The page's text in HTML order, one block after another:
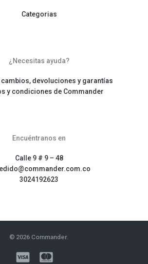
Categorias
¿Necesitas ayuda?
devoluciones y garantías
y condiciones de Commander
Encuéntranos en
Calle 9 # 9 – 48
3024192623
© 2026 Commander.